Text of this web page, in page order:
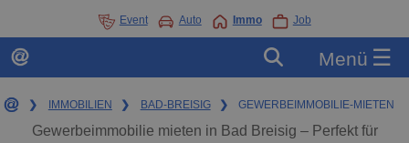
Event Auto Immo Job
Menü ☰
❯ IMMOBILIEN ❯ BAD-BREISIG ❯ GEWERBEIMMOBILIE-MIETEN
Gewerbeimmobilie mieten in Bad Breisig – Perfekt für